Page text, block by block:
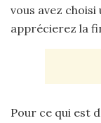
vous avez choisi
apprécierez la
Pour ce qui est